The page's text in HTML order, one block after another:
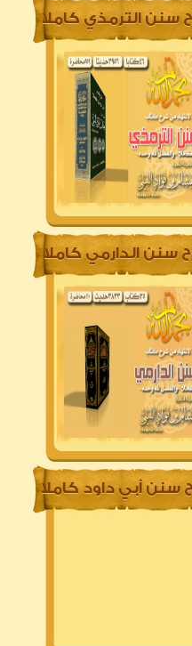
سنن الترمذي كاملا
سنن الدارمي كاملا
سنن أبي داود كاملا